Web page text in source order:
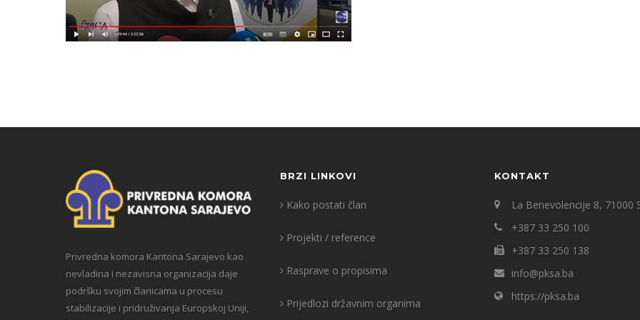
Privredna komora Kantona Sarajevo kao
nevladina i nezavisna organizacija daje
podršku svojim članicama u procesu
stabilizacije i pridruživanja Europskoj Uniji,
BRZI LINKOVI
Kako postati član
Projekti / reference
Rasprave o propisima
Prijedlozi državnim organima
KONTAKT
La Benevolencije 8, 71000
+387 33 250 100
+387 33 250 138
info@pksa.ba
https://pksa.ba